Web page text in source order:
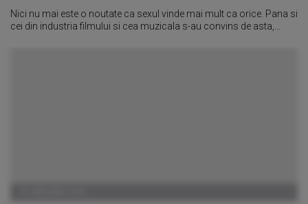
Nici nu mai este o noutate ca sexul vinde mai mult ca orice. Pana si
cei din industria filmului si cea muzicala s-au convins de asta,...